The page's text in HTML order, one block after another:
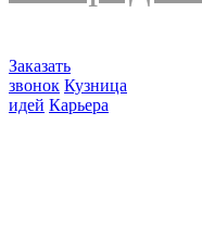
Заказать
звонок Кузница
идей Карьера